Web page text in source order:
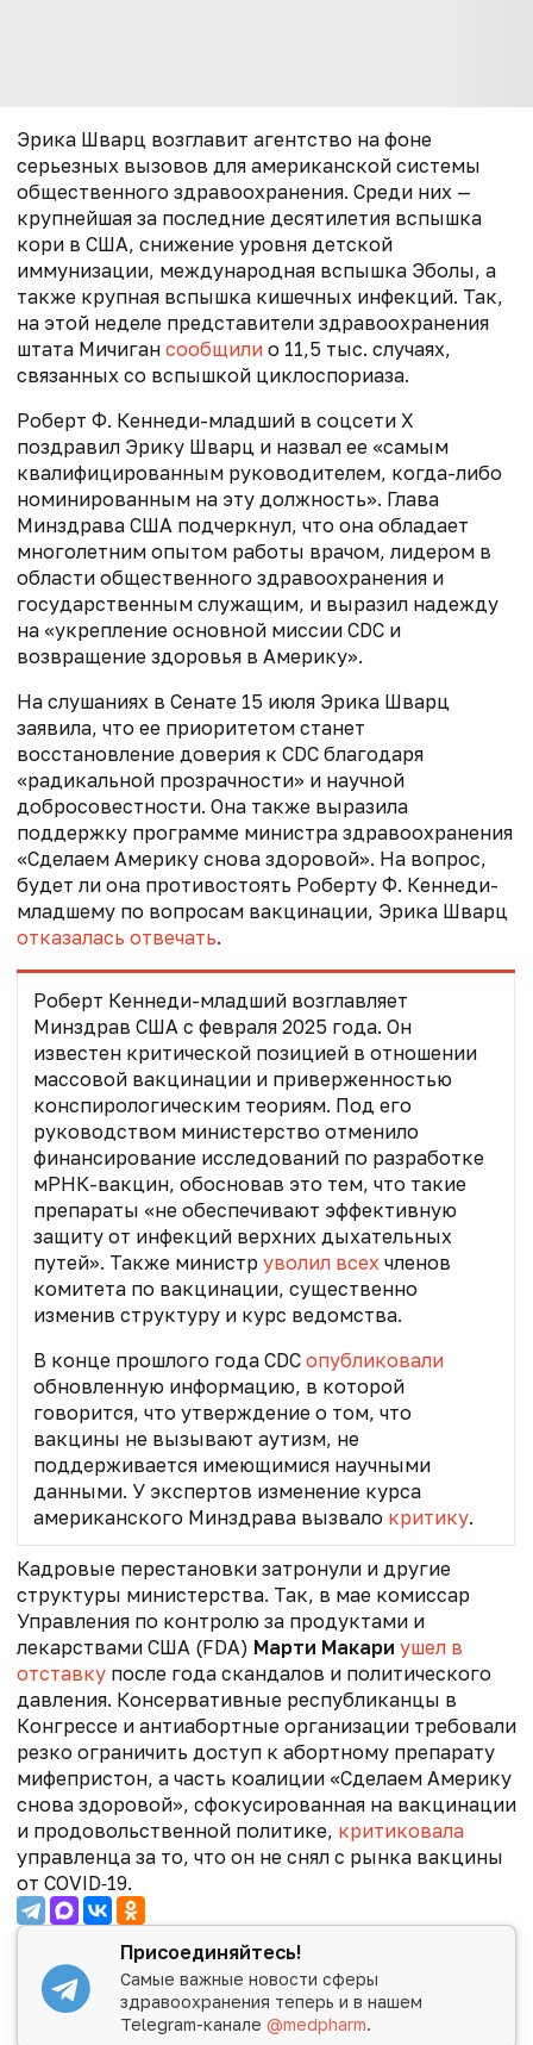
Эрика Шварц возглавит агентство на фоне
серьезных вызовов для американской системы
общественного здравоохранения. Среди них —
крупнейшая за последние десятилетия вспышка
кори в США, снижение уровня детской
иммунизации, международная вспышка Эболы, а
также крупная вспышка кишечных инфекций. Так,
на этой неделе представители здравоохранения
штата Мичиган сообщили о 11,5 тыс. случаях,
связанных со вспышкой циклоспориаза.
Роберт Ф. Кеннеди-младший в соцсети Х
поздравил Эрику Шварц и назвал ее «самым
квалифицированным руководителем, когда-либо
номинированным на эту должность». Глава
Минздрава США подчеркнул, что она обладает
многолетним опытом работы врачом, лидером в
области общественного здравоохранения и
государственным служащим, и выразил надежду
на «укрепление основной миссии CDC и
возвращение здоровья в Америку».
На слушаниях в Сенате 15 июля Эрика Шварц
заявила, что ее приоритетом станет
восстановление доверия к CDC благодаря
«радикальной прозрачности» и научной
добросовестности. Она также выразила
поддержку программе министра здравоохранения
«Сделаем Америку снова здоровой». На вопрос,
будет ли она противостоять Роберту Ф. Кеннеди-
младшему по вопросам вакцинации, Эрика Шварц
отказалась отвечать.
Роберт Кеннеди-младший возглавляет
Минздрав США с февраля 2025 года. Он
известен критической позицией в отношении
массовой вакцинации и приверженностью
конспирологическим теориям. Под его
руководством министерство отменило
финансирование исследований по разработке
мРНК-вакцин, обосновав это тем, что такие
препараты «не обеспечивают эффективную
защиту от инфекций верхних дыхательных
путей». Также министр уволил всех членов
комитета по вакцинации, существенно
изменив структуру и курс ведомства.
В конце прошлого года CDC опубликовали
обновленную информацию, в которой
говорится, что утверждение о том, что
вакцины не вызывают аутизм, не
поддерживается имеющимися научными
данными. У экспертов изменение курса
американского Минздрава вызвало критику.
Кадровые перестановки затронули и другие
структуры министерства. Так, в мае комиссар
Управления по контролю за продуктами и
лекарствами США (FDA) Марти Макари ушел в
отставку после года скандалов и политического
давления. Консервативные республиканцы в
Конгрессе и антиабортные организации требовали
резко ограничить доступ к абортному препарату
мифепристон, а часть коалиции «Сделаем Америку
снова здоровой», сфокусированная на вакцинации
и продовольственной политике, критиковала
управленца за то, что он не снял с рынка вакцины
от COVID‑19.
Присоединяйтесь!
Самые важные новости сферы
здравоохранения теперь и в нашем
Telegram-канале@medpharm.